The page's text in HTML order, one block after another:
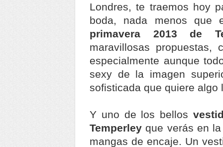
Londres, te traemos hoy
boda, nada menos que
primavera 2013 de
maravillosas propuestas,
especialmente aunque
sexy de la imagen
sofisticada que quiere algo
Y uno de los bellos
Temperley que verás en
mangas de encaje. Un